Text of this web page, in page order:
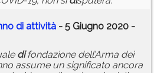
di attività - 5 Giugno 2020 -
difondazione dell’Arma dei
assume un significato ancora